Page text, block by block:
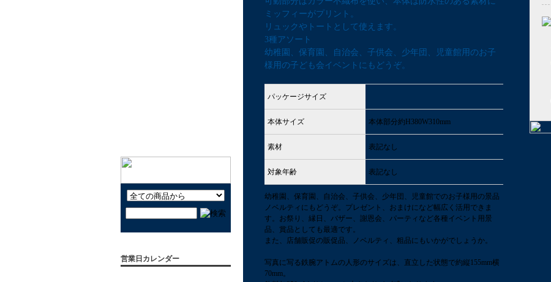
営業日カレンダー
ミッフィーがプリント。
リュックやトートとして使えます。
3種アソート
幼稚園、保育園、自治会、子供会、少年団、児童館用のお子
様用の子ども会イベントにもどうぞ。
パッケージサイズ
本体サイズ 本体部分約H380W310mm
素材 表記なし
対象年齢 表記なし
幼稚園、保育園、自治会、子供会、少年団、児童館でのお子様用の景品
ノベルティにもどうぞ。プレゼント、おまけになど幅広く活用できま
す。お祭り、縁日、バザー、謝恩会、パーティなど各種イベント用景
品、賞品としても最適です。
また、店舗販促の販促品、ノベルティ、粗品にもいかがでしょうか。
写真に写る鉄腕アトムの人形のサイズは、直立した状態で約縦155mm横
70mm。